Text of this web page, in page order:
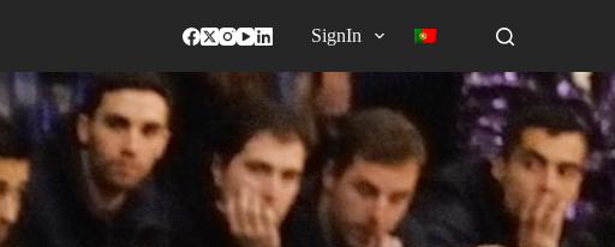
SignIn